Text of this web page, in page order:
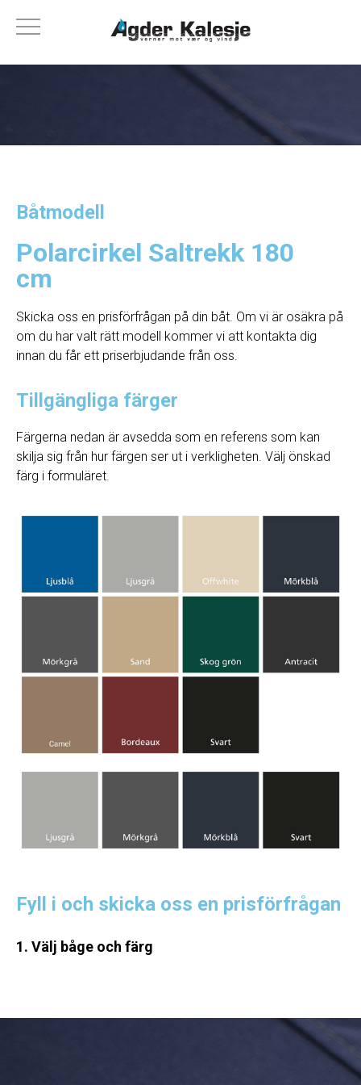
Båtmodell
Polarcirkel Saltrekk 180
cm
Skicka oss en prisförfrågan på din båt. Om vi ​​är osäkra på
om du har valt rätt modell kommer vi att kontakta dig
innan du får ett priserbjudande från oss.
Tillgängliga färger
Färgerna nedan är avsedda som en referens som kan
skilja sig från hur färgen ser ut i verkligheten. Välj önskad
färg i formuläret.
Fyll i och skicka oss en prisförfrågan
1. Välj båge och färg